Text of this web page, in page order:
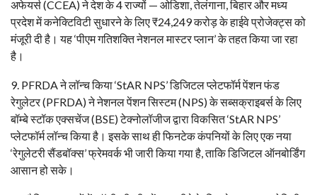
अफेयर्स (CCEA) ने देश के 4 राज्यों — ओडिशा, तेलंगाना, बिहार और मध्य
प्रदेश में कनेक्टिविटी सुधारने के लिए ₹24,249 करोड़ के हाईवे प्रोजेक्ट्स को
मंजूरी दी है। यह ‘पीएम गतिशक्ति नेशनल मास्टर प्लान’ के तहत किया जा रहा
है।
​9. PFRDA ने लॉन्च किया ‘StAR NPS’ डिजिटल प्लेटफॉर्म पेंशन फंड
रेगुलेटर (PFRDA) ने नेशनल पेंशन सिस्टम (NPS) के सब्सक्राइबर्स के लिए
बॉम्बे स्टॉक एक्सचेंज (BSE) टेक्नोलॉजीज द्वारा विकसित ‘StAR NPS’
प्लेटफॉर्म लॉन्च किया है। इसके साथ ही फिनटेक कंपनियों के लिए एक नया
‘रेगुलेटरी सैंडबॉक्स’ फ्रेमवर्क भी जारी किया गया है, ताकि डिजिटल ऑनबोर्डिंग
आसान हो सके।